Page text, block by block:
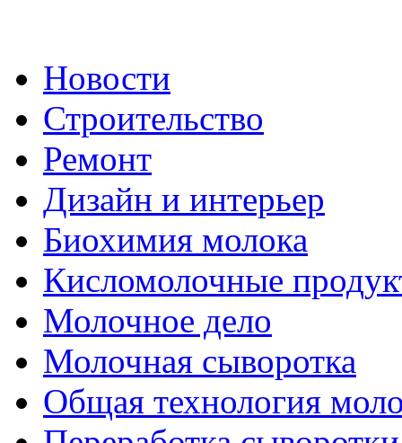
Новости
Строительство
Ремонт
Дизайн и интерьер
Биохимия молока
Кисломолочные
Молочное дело
Молочная сыворотка
Общая технология